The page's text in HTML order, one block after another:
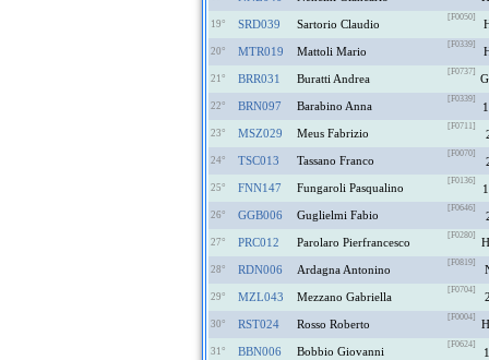
19° SRD039 Sartorio Claudio
[F0050]
20° MTR019 Mattoli Mario
[F0339]
21° BRR031 Buratti Andrea
[F0737]
22° BRN097 Barabino Anna
[F0339]
1
23° MSZ029 Meus Fabrizio
[F0711]
24° TSC013 Tassano Franco
[F0070]
25° FNN147 Fungaroli Pasqualino
[F0136]
1
26° GGB006 Guglielmi Fabio
[F0646]
27° PRC012 Parolaro Pierfrancesco
[F0280]
28° RDN006 Ardagna Antonino
[F0819]
29° MZL043 Mezzano Gabriella
[F0704]
30° RST024 Rosso Roberto
[F0004]
31° BBN006 Bobbio Giovanni
[F0624]
1